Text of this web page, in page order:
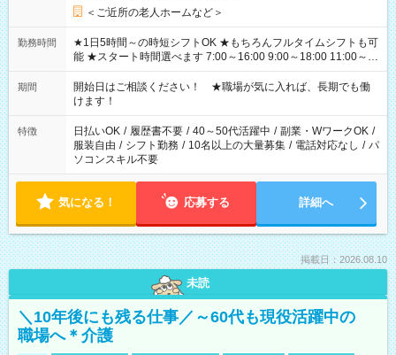
＜ご近所の老人ホームなど＞
勤務時間
★1日5時間～の時短シフトOK ★もちろんフルタイムシフトも可
能 ★スタート時間選べます 7:00～16:00 9:00～18:00 11:00～
20:00 など 残業なし！ ※Wワークの場合、他のお仕事と合わせ
週40時間超の就業はご案内できません ※法令に基づき、週20時
間以上勤務は社会保険への加入対象となります ※労働者派遣法
（日雇い派遣の原則禁止）により、短時間・短期間の就業はご
案内が難しい場合があります
期間
開始日はご相談ください！ ★職場が気に入れば、長期でも働
けます！
特徴 日払いOK / 履歴書不要 / 40～50代活躍中 / 副業・WワークOK /
服装自由 / シフト勤務 / 10名以上の大量募集 / 電話対応なし / パ
ソコンスキル不要
気になる！ 応募する 詳細へ
掲載日：2026.08.10
未読
＼10年後にも残る仕事／～60代も現役活躍中の
職場へ＊介護